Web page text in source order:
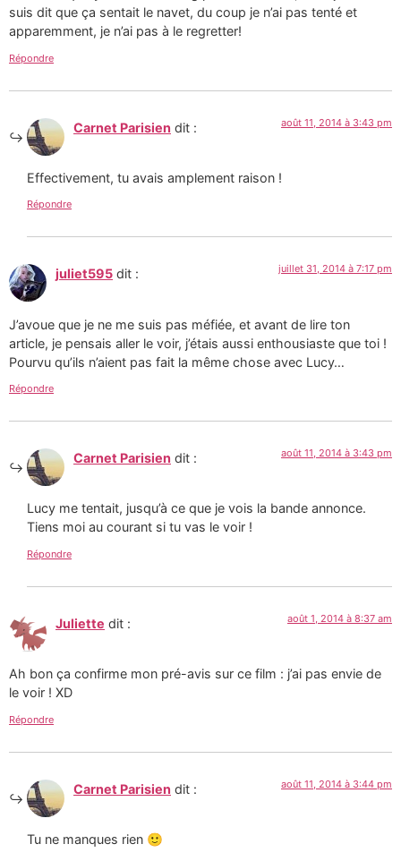
suis dit que ça sentait le navet, du coup je n’ai pas tenté et
apparemment, je n’ai pas à le regretter!
Répondre
Carnet Parisien dit : août 11, 2014 à 3:43 pm
Effectivement, tu avais amplement raison !
Répondre
juliet595 dit : juillet 31, 2014 à 7:17 pm
J’avoue que je ne me suis pas méfiée, et avant de lire ton
article, je pensais aller le voir, j’étais aussi enthousiaste que toi !
Pourvu qu’ils n’aient pas fait la même chose avec Lucy…
Répondre
Carnet Parisien dit : août 11, 2014 à 3:43 pm
Lucy me tentait, jusqu’à ce que je vois la bande annonce.
Tiens moi au courant si tu vas le voir !
Répondre
Juliette dit : août 1, 2014 à 8:37 am
Ah bon ça confirme mon pré-avis sur ce film : j’ai pas envie de
le voir ! XD
Répondre
Carnet Parisien dit : août 11, 2014 à 3:44 pm
Tu ne manques rien 🙂